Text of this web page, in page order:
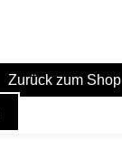
Zurück zum Shop